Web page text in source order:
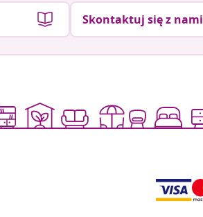
Skontaktuj się z nami